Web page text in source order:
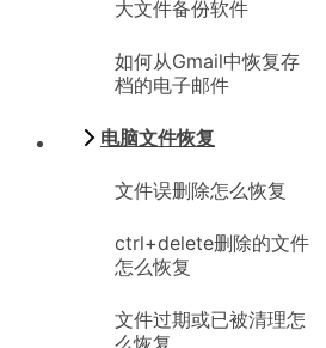
大文件备份软件
如何从Gmail中恢复存
档的电子邮件
电脑文件恢复
文件误删除怎么恢复
ctrl+delete删除的文件
怎么恢复
文件过期或已被清理怎
么恢复